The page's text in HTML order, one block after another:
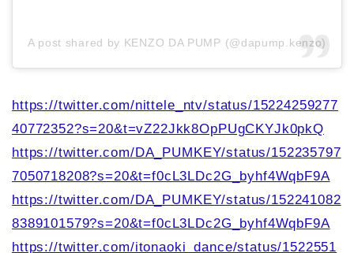
A post shared by KENZO DA PUMP (@dapump.kenzo)
https://twitter.com/nittele_ntv/status/15224259277
40772352?s=20&t=vZ22Jkk8OpPUgCKYJk0pkQ
https://twitter.com/DA_PUMKEY/status/152235797
7050718208?s=20&t=f0cL3LDc2G_byhf4WqbF9A
https://twitter.com/DA_PUMKEY/status/152241082
8389101579?s=20&t=f0cL3LDc2G_byhf4WqbF9A
https://twitter.com/itonaoki_dance/status/1522551